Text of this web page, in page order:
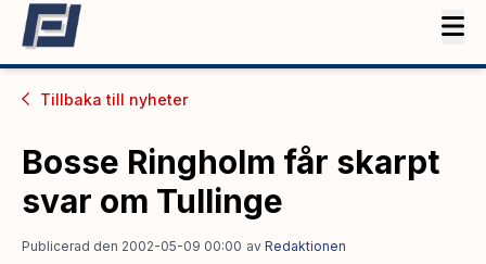
Tillbaka till nyheter
Bosse Ringholm får skarpt
svar om Tullinge
Publicerad den 2002-05-09 00:00 av Redaktionen